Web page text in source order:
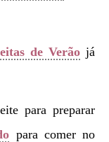
de Verão já
para preparar
para comer no